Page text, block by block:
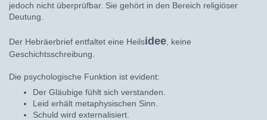
jedoch nicht überprüfbar. Sie gehört in den Bereich religiöser
Deutung.
Der Hebräerbrief entfaltet eine Heilsidee, keine
Geschichtsschreibung.
Die psychologische Funktion ist evident:
Der Gläubige fühlt sich verstanden.
Leid erhält metaphysischen Sinn.
Schuld wird externalisiert.